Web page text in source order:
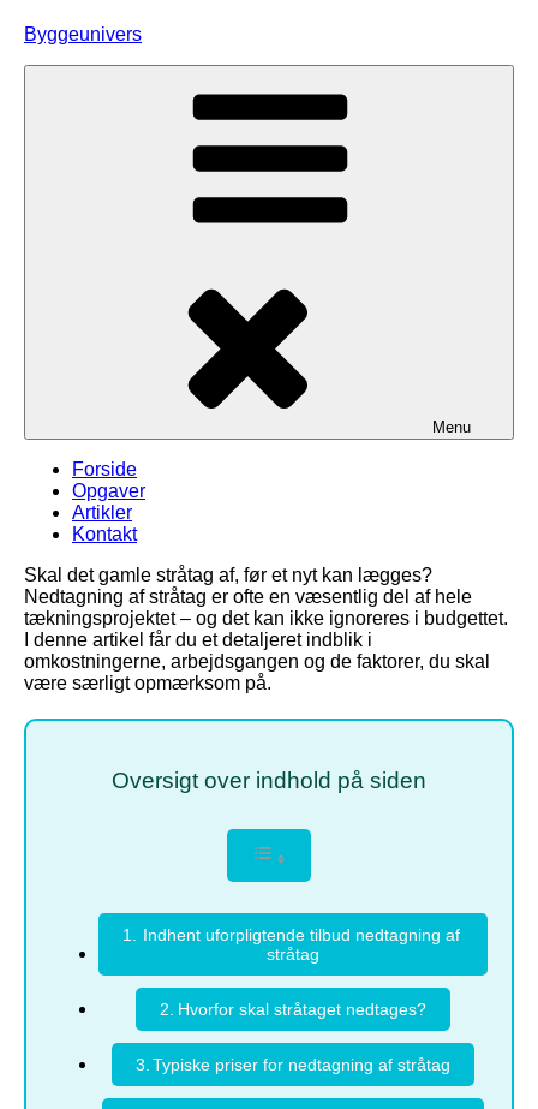
Skip
Byggeunivers
Menu
Forside
Opgaver
Artikler
Kontakt
Skal det gamle stråtag af, før et nyt kan lægges?
Nedtagning af stråtag er ofte en væsentlig del af hele
tækningsprojektet – og det kan ikke ignoreres i budgettet.
I denne artikel får du et detaljeret indblik i
omkostningerne, arbejdsgangen og de faktorer, du skal
være særligt opmærksom på.
Oversigt over indhold på siden
Indhent uforpligtende tilbud nedtagning af
stråtag
Hvorfor skal stråtaget nedtages?
Typiske priser for nedtagning af stråtag